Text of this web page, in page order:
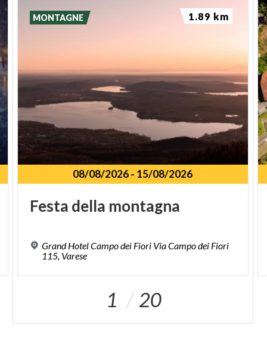
08/08/2026- 15/08/2026
Festa della montagna
Grand Hotel Campo dei Fiori Via Campo dei Fiori
115, Varese
MONTAGNE 1.89 km
1 20